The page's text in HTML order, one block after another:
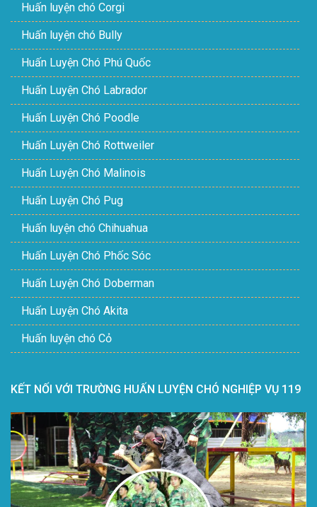
Huấn luyện chó Corgi
Huấn luyện chó Bully
Huấn Luyện Chó Phú Quốc
Huấn Luyện Chó Labrador
Huấn Luyện Chó Poodle
Huấn Luyện Chó Rottweiler
Huấn Luyện Chó Malinois
Huấn Luyện Chó Pug
Huấn luyện chó Chihuahua
Huấn Luyện Chó Phốc Sóc
Huấn Luyện Chó Doberman
Huấn Luyện Chó Akita
Huấn luyện chó Cỏ
KẾT NỐI VỚI TRƯỜNG HUẤN LUYỆN CHÓ NGHIỆP VỤ 119